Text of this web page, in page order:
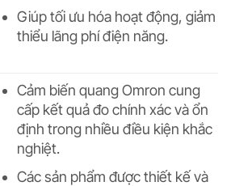
Giúp tối ưu hóa hoạt động, giảm
thiểu lãng phí điện năng.
Cảm biến quang Omron cung
cấp kết quả đo chính xác và ổn
định trong nhiều điều kiện khắc
nghiệt.
Các sản phẩm được thiết kế và